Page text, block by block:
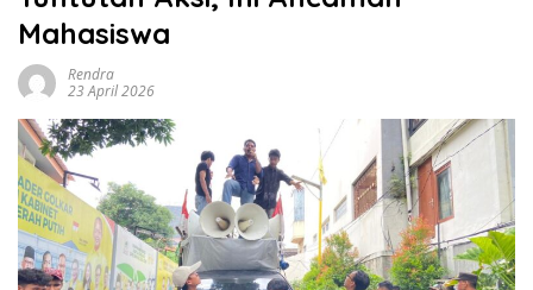
Mahasiswa
Rendra
23 April 2026